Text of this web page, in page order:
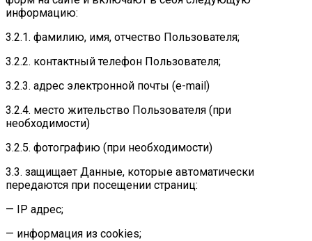
информацию:
3.2.1. фамилию, имя, отчество Пользователя;
3.2.2. контактный телефон Пользователя;
3.2.3. адрес электронной почты (e-mail)
3.2.4. место жительство Пользователя (при
необходимости)
3.2.5. фотографию (при необходимости)
3.3. защищает Данные, которые автоматически
передаются при посещении страниц:
— IP адрес;
— информация из cookies;